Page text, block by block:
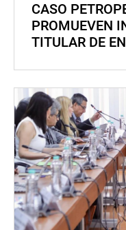
CASO
PROMUEVEN
TITULAR DE